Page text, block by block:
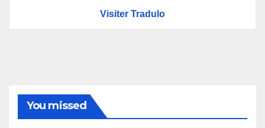
Visiter Tradulo
You missed